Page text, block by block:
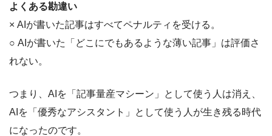
よくある勘違い
× AIが書いた記事はすべてペナルティを受ける。
○ AIが書いた「どこにでもあるような薄い記事」は評価さ
れない。
つまり、AIを「記事量産マシーン」として使う人は消え、
AIを「優秀なアシスタント」として使う人が生き残る時代
になったのです。